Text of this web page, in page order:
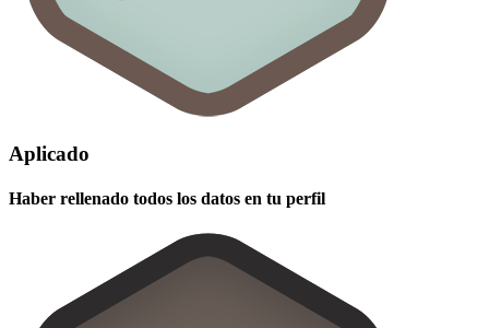
Aplicado
Haber rellenado todos los datos en tu perfil